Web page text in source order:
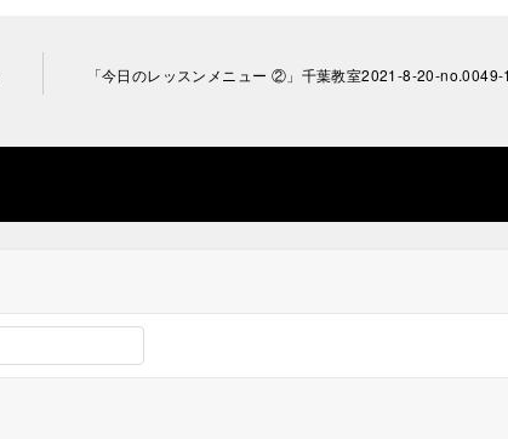
「今日のレッスンメニュー ②」千葉教室2021-8-20-